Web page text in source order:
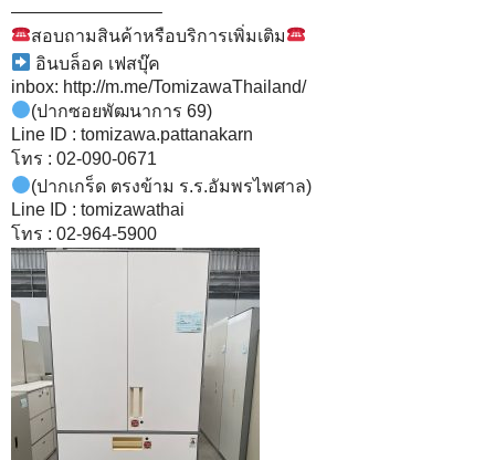
————————–
สอบถามสินค้าหรือบริการเพิ่มเติม
อินบล็อค เฟสบุ๊ค
inbox: http://m.me/TomizawaThailand/
(ปากซอยพัฒนาการ 69)
Line ID : tomizawa.pattanakarn
โทร : 02-090-0671
(ปากเกร็ด ตรงข้าม ร.ร.อัมพรไพศาล)
Line ID : tomizawathai
โทร : 02-964-5900